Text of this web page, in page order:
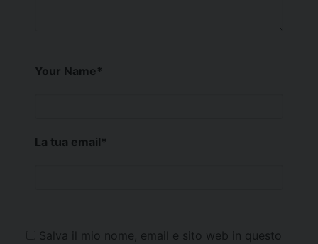
Your Name*
La tua email*
Salva il mio nome, email e sito web in questo